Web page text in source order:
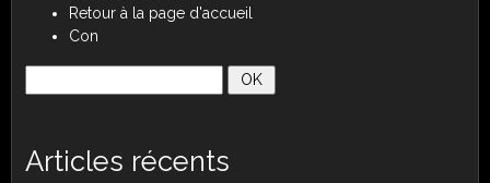
Retour à la page d'accueil
Con
Articles récents